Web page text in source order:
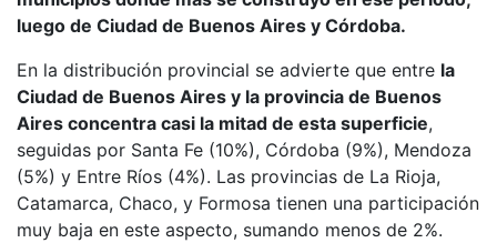
luego de Ciudad de Buenos Aires y Córdoba.
En la distribución provincial se advierte que entre la
Ciudad de Buenos Aires y la provincia de Buenos
Aires concentra casi la mitad de esta superficie,
seguidas por Santa Fe (10%), Córdoba (9%), Mendoza
(5%) y Entre Ríos (4%). Las provincias de La Rioja,
Catamarca, Chaco, y Formosa tienen una participación
muy baja en este aspecto, sumando menos de 2%.